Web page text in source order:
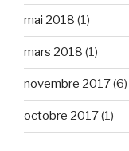
mai 2018 (1)
mars 2018 (1)
novembre 2017(6)
octobre 2017(1)